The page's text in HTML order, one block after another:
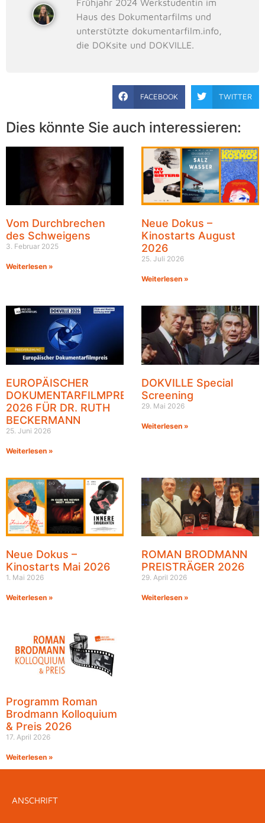
Frühjahr 2024 Werkstudentin im
Haus des Dokumentarfilms und
unterstützte dokumentarfilm.info,
die DOKsite und DOKVILLE.
FACEBOOK TWITTER
Dies könnte Sie auch interessieren:
Vom Durchbrechen
des Schweigens
3. Februar 2025
Weiterlesen »
Neue Dokus –
Kinostarts August
2026
25. Juli 2026
Weiterlesen »
EUROPÄISCHER
DOKUMENTARFILMPREIS
2026 FÜR DR. RUTH
BECKERMANN
25. Juni 2026
Weiterlesen »
DOKVILLE Special
Screening
29. Mai 2026
Weiterlesen »
Neue Dokus –
Kinostarts Mai 2026
1. Mai 2026
Weiterlesen »
ROMAN BRODMANN
PREISTRÄGER 2026
29. April 2026
Weiterlesen »
Programm Roman
Brodmann Kolloquium
& Preis 2026
17. April 2026
Weiterlesen »
ANSCHRIFT